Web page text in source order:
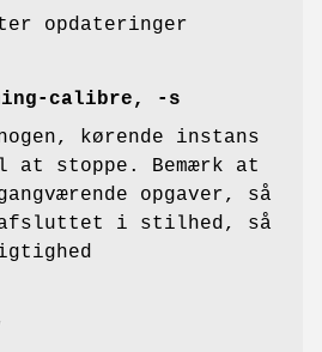
opdateringer
calibre, -s
kørende instans
stoppe. Bemærk at
opgaver, så
i stilhed, så